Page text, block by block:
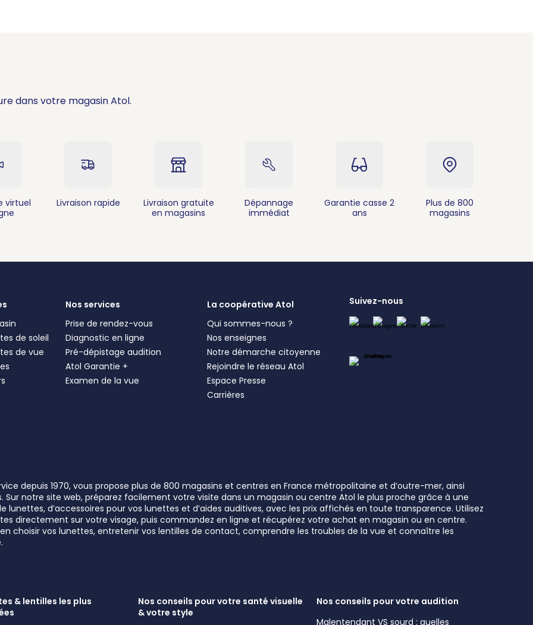
Itinéraire Plus d'info
dans votre magasin Atol.
virtuel
Livraison rapide
Livraison gratuite
en magasins
Dépannage
immédiat
Garantie casse 2
ans
Plus de 800
magasins
de soleil
de vue
Nos services
Prise de rendez-vous
Diagnostic en ligne
Pré-dépistage audition
Atol Garantie +
Examen de la vue
La coopérative Atol
Qui sommes-nous ?
Nos enseignes
Notre démarche citoyenne
Rejoindre le réseau Atol
Espace Presse
Carrières
Suivez-nous
depuis 1970, vous propose plus de 800 magasins et centres en France métropolitaine et d’outre-mer, ainsi
notre site web, préparez facilement votre visite dans un magasin ou centre Atol le plus proche grâce à une
d’accessoires pour vos lunettes et d’aides auditives, avec les prix affichés en toute transparence. Utilisez
directement sur votre visage, puis commandez en ligne et récupérez votre achat en magasin ou en centre.
choisir vos lunettes, entretenir vos lentilles de contact, comprendre les troubles de la vue et connaître les
& lentilles les plus
Nos conseils pour votre santé visuelle
& votre style
Nos conseils pour votre audition
Malentendant VS sourd : quelles